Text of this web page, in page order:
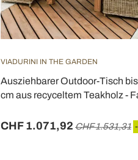
VIADURINI IN THE GARDEN
Ausziehbarer Outdoor-Tisch
cm aus recyceltem Teakholz -
CHF 1.071,92 CHF 1.531,31